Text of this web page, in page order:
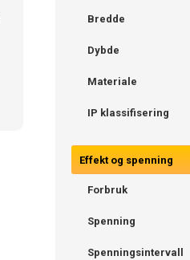
Bredde
Dybde
Materiale
IP klassifisering
Effekt og spenning
Forbruk
Spenning
Spenningsintervall